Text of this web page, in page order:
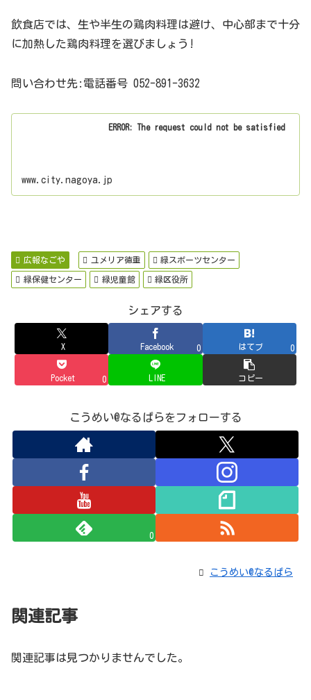
飲食店では、生や半生の鶏肉料理は避け、中心部まで十分
に加熱した鶏肉料理を選びましょう!
問い合わせ先:電話番号 052-891-3632
ERROR: The request could not be satisfied
www.city.nagoya.jp
広報なごや ユメリア徳重 緑スポーツセンター
緑保健センター 緑児童館 緑区役所
シェアする
X Facebook 0 はてブ 0
Pocket 0 LINE コピー
こうめい@なるぱらをフォローする
0
こうめい@なるぱら
関連記事
関連記事は見つかりませんでした。